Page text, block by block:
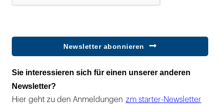
Newsletter abonnieren
Sie interessieren sich für einen unserer anderen
Newsletter?
Hier geht zu den Anmeldungen zm starter-Newsletter